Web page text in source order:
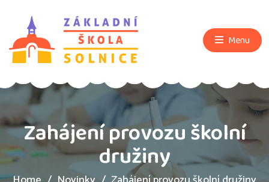
Menu
Zahájení provozu školní
družiny